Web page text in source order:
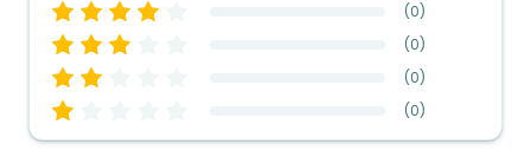
(0)
(0)
(0)
(0)